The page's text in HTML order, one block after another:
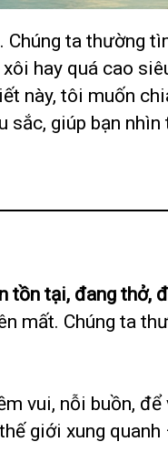
ta thường
hay quá cao
này, tôi muốn
sắc, giúp bạn
tồn tại, đang thở,
mất. Chúng ta
vui, nỗi buồn, để
giới xung